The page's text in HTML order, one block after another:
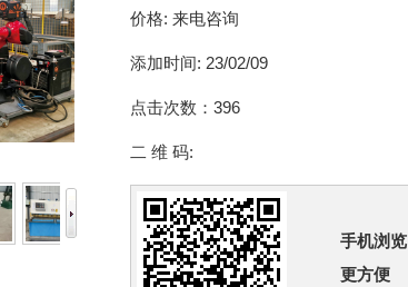
价格: 来电咨询
添加时间: 23/02/09
点击次数： 396
二 维 码:
手机浏览
更方便